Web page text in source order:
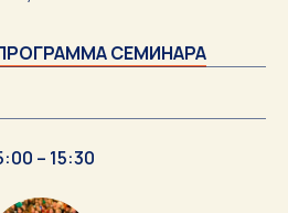
СЕМИНАРА
– 15:30